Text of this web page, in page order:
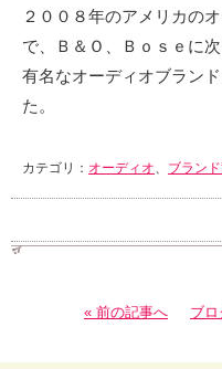
２００８年のアメリカの
で、Ｂ＆Ｏ、Ｂｏｓｅに
有名なオーディオブラン
た。
カテゴリ： オーディオ、 ブラン
« 前の記事へ ブ